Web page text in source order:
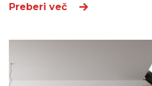
Preberi več